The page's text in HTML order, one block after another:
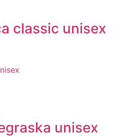
classic unisex
unisex